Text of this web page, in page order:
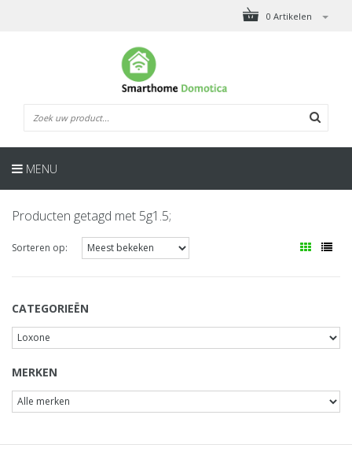
0 Artikelen
MENU
Producten getagd met 5g1.5;
Sorteren op:
CATEGORIEËN
MERKEN